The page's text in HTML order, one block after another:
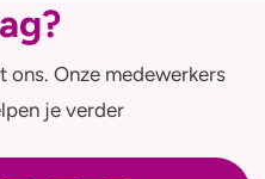
ons. Onze medewerkers
je verder